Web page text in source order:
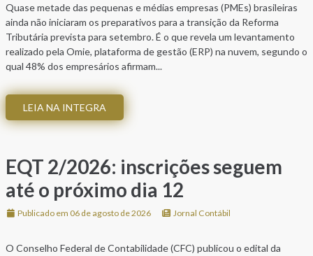
Quase metade das pequenas e médias empresas (PMEs) brasileiras
ainda não iniciaram os preparativos para a transição da Reforma
Tributária prevista para setembro. É o que revela um levantamento
realizado pela Omie, plataforma de gestão (ERP) na nuvem, segundo o
qual 48% dos empresários afirmam...
LEIA NA INTEGRA
EQT 2/2026: inscrições seguem
até o próximo dia 12
Publicado em 06 de agosto de 2026 Jornal Contábil
O Conselho Federal de Contabilidade (CFC) publicou o edital da